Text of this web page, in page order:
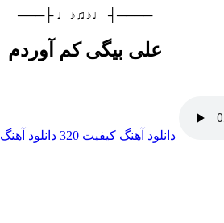
────┤ ♩♪♫♪♩ ├───
علی بیگی کم آوردم
دانلود آهنگ کیفیت 320 دانلود آهنگ